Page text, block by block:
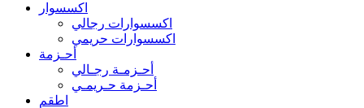
اكسسوار
اكسسوارات رجالي
اكسسوارات حريمي
أحـزمة
أحـزمـة رجـالي
أحـزمة حـريمـي
اطقم